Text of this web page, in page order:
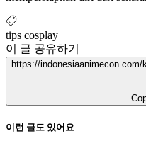
tips cosplay
이 글 공유하기
https://
이런 글도 있어요